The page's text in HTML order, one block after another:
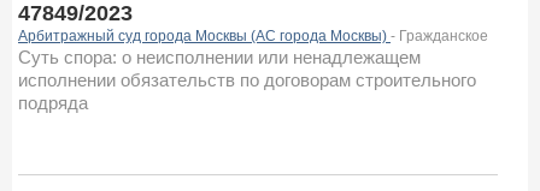
47849/2023
Арбитражный суд города Москвы (АС города Москвы) - Гражданское
Суть спора: о неисполнении или ненадлежащем
исполнении обязательств по договорам строительного
подряда